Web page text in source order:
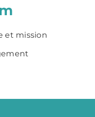
et mission